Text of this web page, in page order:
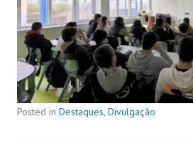
Posted in Destaques, Divulgação